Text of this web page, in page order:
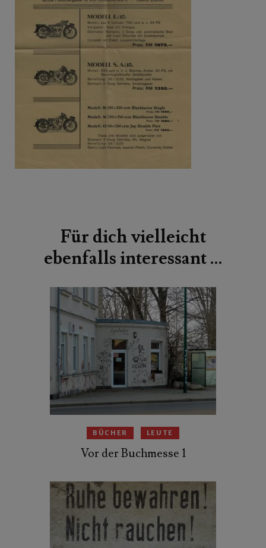
Für dich vielleicht
ebenfalls interessant …
BÜCHER LEUTE
Vor der Buchmesse 1